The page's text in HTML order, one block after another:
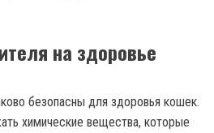
на здоровье
безопасны для здоровья кошек.
химические вещества, которые